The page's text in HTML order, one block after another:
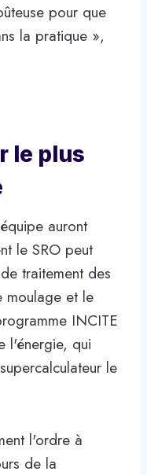
pour que
la pratique »,
le plus
auront
le SRO peut
traitement des
moulage et le
INCITE
l'énergie, qui
le
l'ordre à
de la